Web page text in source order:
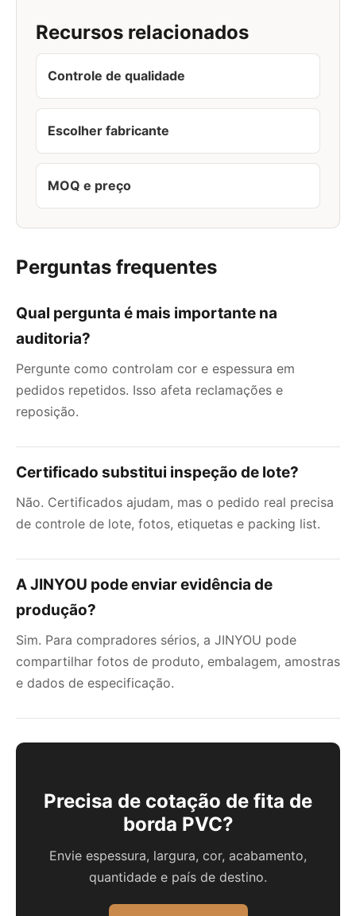
Recursos relacionados
Controle de qualidade
Escolher fabricante
MOQ e preço
Perguntas frequentes
Qual pergunta é mais importante na
auditoria?
Pergunte como controlam cor e espessura em
pedidos repetidos. Isso afeta reclamações e
reposição.
Certificado substitui inspeção de lote?
Não. Certificados ajudam, mas o pedido real precisa
de controle de lote, fotos, etiquetas e packing list.
A JINYOU pode enviar evidência de
produção?
Sim. Para compradores sérios, a JINYOU pode
compartilhar fotos de produto, embalagem, amostras
e dados de especificação.
Precisa de cotação de fita de
borda PVC?
Envie espessura, largura, cor, acabamento,
quantidade e país de destino.